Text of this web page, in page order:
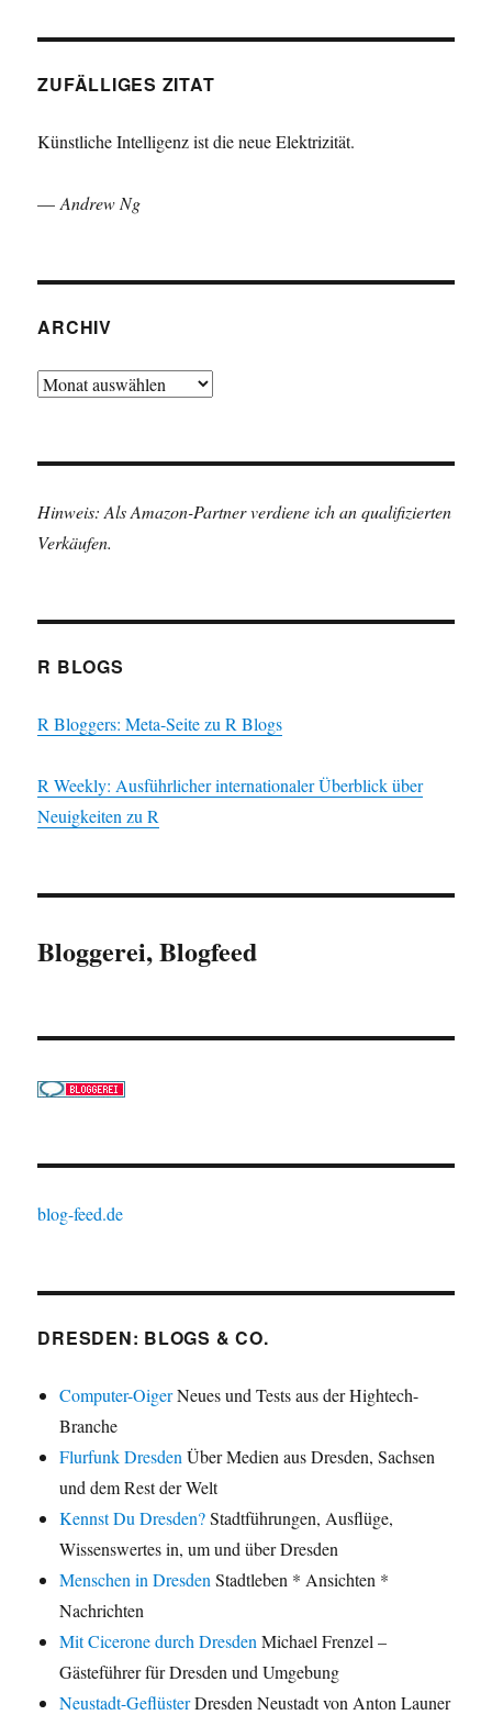
ZUFÄLLIGES ZITAT
Künstliche Intelligenz ist die neue Elektrizität.
—Andrew Ng
ARCHIV
Archiv
Hinweis: Als Amazon-Partner verdiene ich an qualifizierten
Verkäufen.
R BLOGS
R Bloggers: Meta-Seite zu R Blogs
R Weekly: Ausführlicher internationaler Überblick über
Neuigkeiten zu R
Bloggerei, Blogfeed
blog-feed.de
DRESDEN: BLOGS & CO.
Computer-OigerNeues und Tests aus der Hightech-
Branche
Flurfunk Dresden Über Medien aus Dresden, Sachsen
und dem Rest der Welt
Kennst Du Dresden?Stadtführungen, Ausflüge,
Wissenswertes in, um und über Dresden
Menschen in Dresden Stadtleben * Ansichten *
Nachrichten
Mit Cicerone durch Dresden Michael Frenzel –
Gästeführer für Dresden und Umgebung
Neustadt-GeflüsterDresden Neustadt von Anton Launer